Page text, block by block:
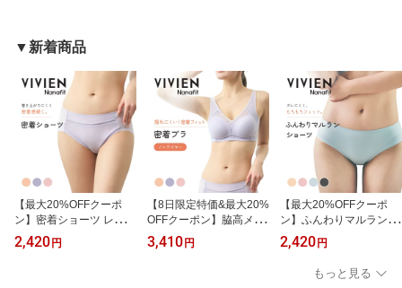
▼新着商品
【最大20%OFFクーポ
ン】密着ショーツ レディ
ース 単品 高通気性 ムレ
にくい 韓国インナー ず
2,420円
【8日限定特価&最大20%
OFFクーポン】脇高メッ
シュでムレにくいノンワ
イヤー密着ブラ レディー
3,410円
【最大20%OFFクーポ
ン】ふんわりマルランシ
ョーツ レディース 単品
韓国インナー シームレス
ずれにくい フィット ひ
びきにくい パンツ 下着
2,420円
もっと見る